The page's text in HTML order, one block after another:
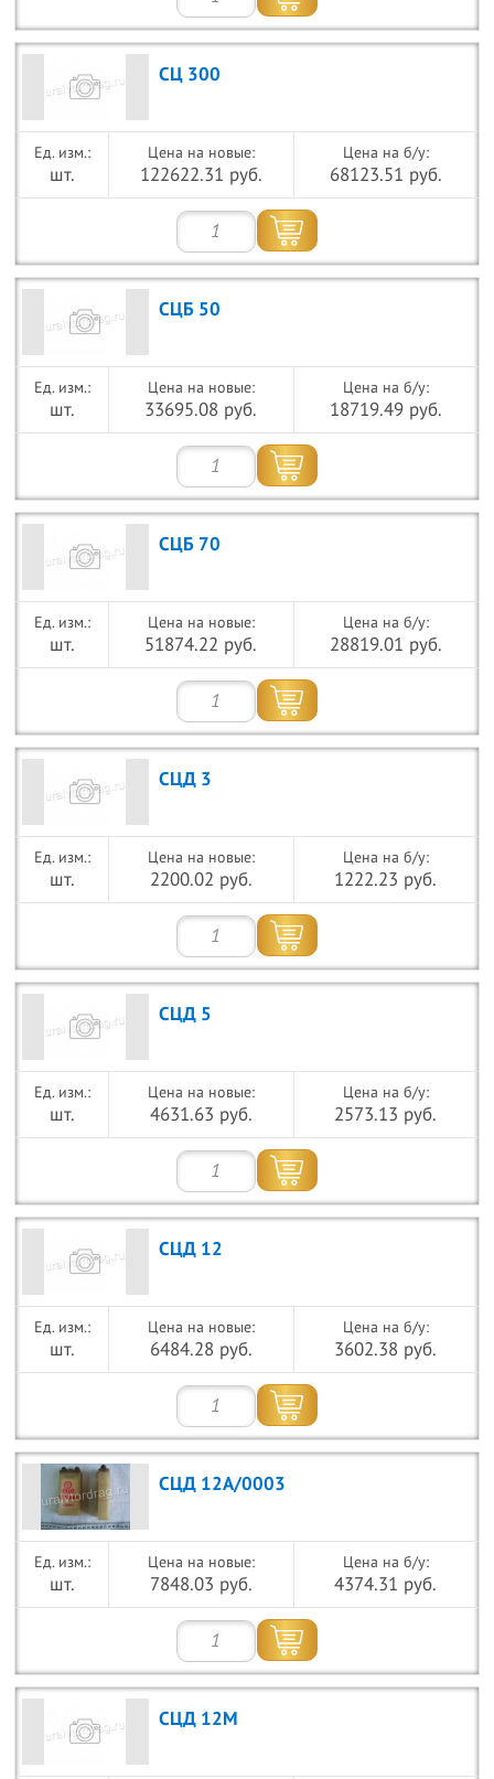
СЦ 300
шт.
Цена на новые:
122622.31 руб.
Цена на б/у:
68123.51 руб.
СЦБ 50
шт.
Цена на новые:
33695.08 руб.
Цена на б/у:
18719.49 руб.
СЦБ 70
шт.
Цена на новые:
51874.22 руб.
Цена на б/у:
28819.01 руб.
СЦД 3
шт.
Цена на новые:
2200.02 руб.
Цена на б/у:
1222.23 руб.
СЦД 5
шт.
Цена на новые:
4631.63 руб.
Цена на б/у:
2573.13 руб.
СЦД 12
шт.
Цена на новые:
6484.28 руб.
Цена на б/у:
3602.38 руб.
СЦД 12А/0003
шт.
Цена на новые:
7848.03 руб.
Цена на б/у:
4374.31 руб.
СЦД 12М